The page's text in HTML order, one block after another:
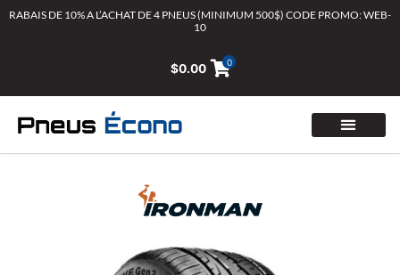
AllerRABAIS DE 10% A L’ACHAT DE 4 PNEUS (MINIMUM 500$) CODE PROMO: WEB-
10
$0.00 0